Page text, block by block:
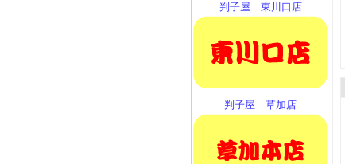
判子屋 東川口店
判子屋 草加店